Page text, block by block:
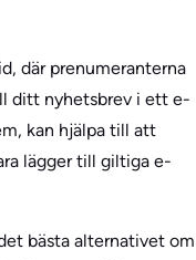
där prenumeranterna
ditt nyhetsbrev i ett e-
kan hjälpa till att
lägger till giltiga e-
bästa alternativet om